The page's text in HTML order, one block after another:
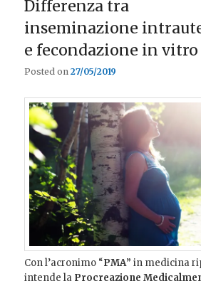
Differenza tra
inseminazione
e fecondazione in vitro
Posted on27/05/2019
Con l’acronimo “PMA” in medicina
intende la Procreazione